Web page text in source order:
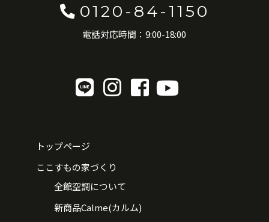
0120-84-1150
電話対応時間：9:00-18:00
トップページ
ここすもの家づくり
全館空調について
新商品Calme(カルム)